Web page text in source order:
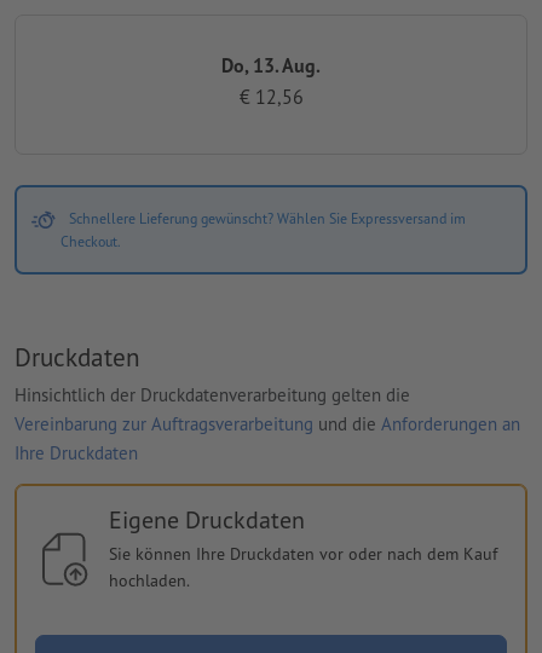
Do, 13. Aug.
€ 12,56
Schnellere Lieferung gewünscht? Wählen Sie Expressversand im
Checkout.
Druckdaten
Hinsichtlich der Druckdatenverarbeitung gelten die
Vereinbarung zur Auftragsverarbeitung und die Anforderungen an
Ihre Druckdaten
Eigene Druckdaten
Sie können Ihre Druckdaten vor oder nach dem Kauf
hochladen.